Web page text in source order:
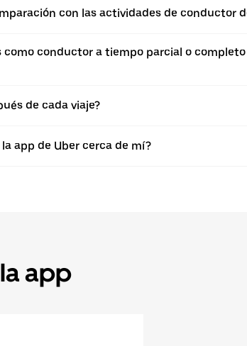
con las actividades de conductor
conductor a tiempo parcial o completo
de cada viaje?
app de Uber cerca de mí?
app